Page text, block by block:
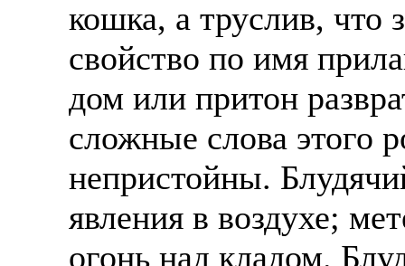
кошка, а труслив, что
свойство по имя
дом или притон
сложные слова этого
непристойны.
явления в воздухе;
огонь над кладом.